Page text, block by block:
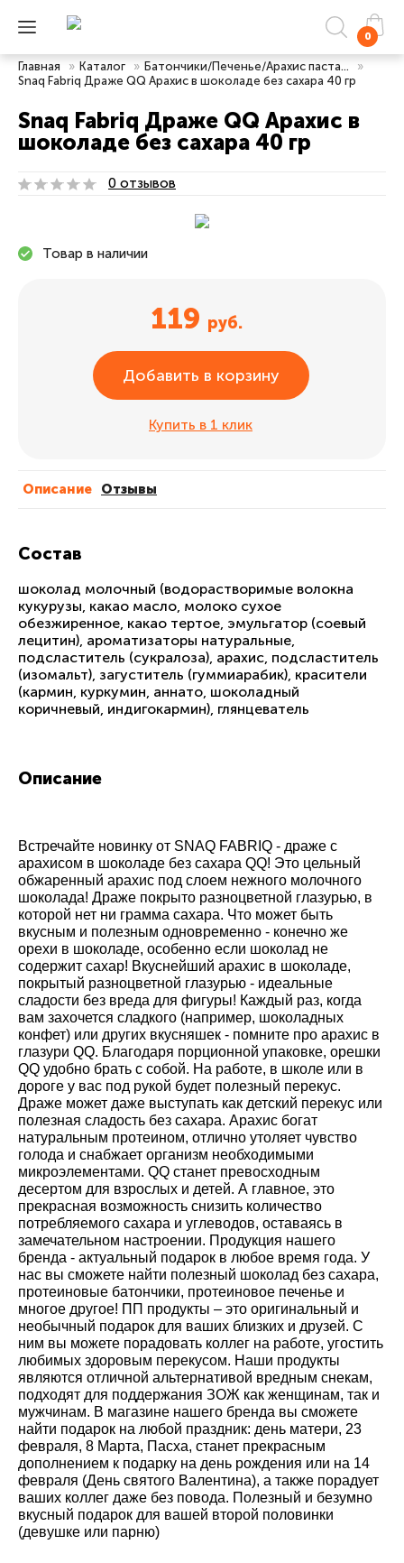
0
Главная » Каталог » Батончики/Печенье/Арахис паста...
»
Snaq Fabriq Драже QQ Арахис в шоколаде без сахара 40 гр
Snaq Fabriq Драже QQ Арахис в
шоколаде без сахара 40 гр
0 отзывов
Товар в наличии
119 руб.
Добавить в корзину
Купить в 1 клик
Описание Отзывы
Состав
шоколад молочный (водорастворимые волокна
кукурузы, какао масло, молоко сухое
обезжиренное, какао тертое, эмульгатор (соевый
лецитин), ароматизаторы натуральные,
подсластитель (сукралоза), арахис, подсластитель
(изомальт), загуститель (гуммиарабик), красители
(кармин, куркумин, аннато, шоколадный
коричневый, индигокармин), глянцеватель
Описание
Встречайте новинку от SNAQ FABRIQ - драже с
арахисом в шоколаде без сахара QQ! Это цельный
обжаренный арахис под слоем нежного молочного
шоколада! Драже покрыто разноцветной глазурью, в
которой нет ни грамма сахара. Что может быть
вкусным и полезным одновременно - конечно же
орехи в шоколаде, особенно если шоколад не
содержит сахар! Вкуснейший арахис в шоколаде,
покрытый разноцветной глазурью - идеальные
сладости без вреда для фигуры! Каждый раз, когда
вам захочется сладкого (например, шоколадных
конфет) или других вкусняшек - помните про арахис в
глазури QQ. Благодаря порционной упаковке, орешки
QQ удобно брать с собой. На работе, в школе или в
дороге у вас под рукой будет полезный перекус.
Драже может даже выступать как детский перекус или
полезная сладость без сахара. Арахис богат
натуральным протеином, отлично утоляет чувство
голода и снабжает организм необходимыми
микроэлементами. QQ станет превосходным
десертом для взрослых и детей. А главное, это
прекрасная возможность снизить количество
потребляемого сахара и углеводов, оставаясь в
замечательном настроении. Продукция нашего
бренда - актуальный подарок в любое время года. У
нас вы сможете найти полезный шоколад без сахара,
протеиновые батончики, протеиновое печенье и
многое другое! ПП продукты – это оригинальный и
необычный подарок для ваших близких и друзей. С
ним вы можете порадовать коллег на работе, угостить
любимых здоровым перекусом. Наши продукты
являются отличной альтернативой вредным снекам,
подходят для поддержания ЗОЖ как женщинам, так и
мужчинам. В магазине нашего бренда вы сможете
найти подарок на любой праздник: день матери, 23
февраля, 8 Марта, Пасха, станет прекрасным
дополнением к подарку на день рождения или на 14
февраля (День святого Валентина), а также порадует
ваших коллег даже без повода. Полезный и безумно
вкусный подарок для вашей второй половинки
(девушке или парню)